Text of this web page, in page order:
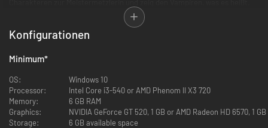
sich mit der Carpentersville High anzulegen!
Vernichte die Vampirhorden
Konfigurationen
Minimum*
OS:
Windows 10
Processor:
Intel Core i3-540 or AMD Phenom II X3 720
Memory:
6 GB RAM
Graphics:
NVIDIA GeForce GT 520, 1 GB or AMD Radeon HD 6570, 1
Storage:
6 GB available space